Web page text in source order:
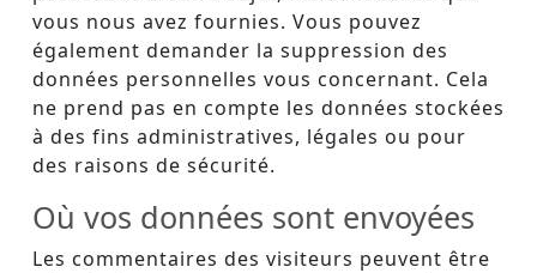
vous nous avez fournies. Vous pouvez
également demander la suppression des
données personnelles vous concernant. Cela
ne prend pas en compte les données stockées
à des fins administratives, légales ou pour
des raisons de sécurité.
Où vos données sont envoyées
Les commentaires des visiteurs peuvent être